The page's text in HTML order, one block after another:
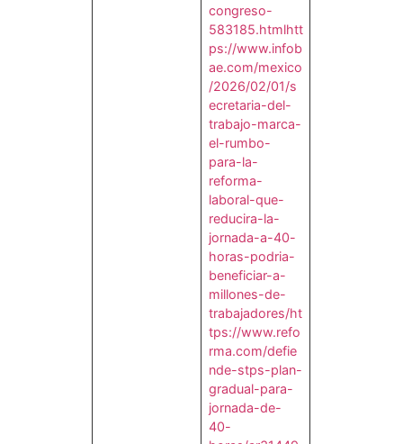
congreso-
583185.htmlhtt
ps://www.infob
ae.com/mexico
/2026/02/01/s
ecretaria-del-
trabajo-marca-
el-rumbo-
para-la-
reforma-
laboral-que-
reducira-la-
jornada-a-40-
horas-podria-
beneficiar-a-
millones-de-
trabajadores/ht
tps://www.refo
rma.com/defie
nde-stps-plan-
gradual-para-
jornada-de-
40-